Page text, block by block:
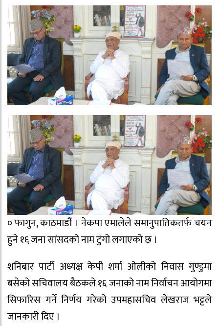
० फागुन, काठमाडौं । नेकपा एमालेले समानुपातिकतर्फ चयन
हुने १६ जना सांसदको नाम टुंगो लगाएको छ ।
शनिबार पार्टी अध्यक्ष केपी शर्मा ओलीको निवास गुण्डुमा
बसेको सचिवालय बैठकले १६ जनाको नाम निर्वाचन आयोगमा
सिफारिस गर्ने निर्णय गरेको उपमहासचिव लेखराज भट्टले
जानकारी दिए ।